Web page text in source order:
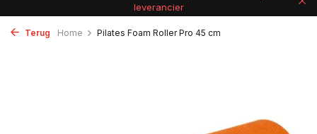
leverancier
Terug Home Pilates Foam Roller Pro 45 cm